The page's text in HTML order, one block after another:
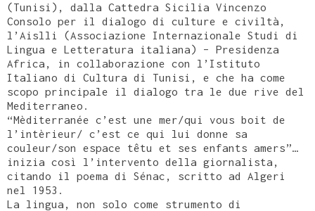
(Tunisi), dalla Cattedra Sicilia Vincenzo
Consolo per il dialogo di culture e civiltà,
l’Aislli (Associazione Internazionale Studi di
Lingua e Letteratura italiana) – Presidenza
Africa, in collaborazione con l’Istituto
Italiano di Cultura di Tunisi, e che ha come
scopo principale il dialogo tra le due rive del
Mediterraneo.
“Mèditerranée c’est une mer/qui vous boit de
l’intèrieur/ c’est ce qui lui donne sa
couleur/son espace têtu et ses enfants amers”…
inizia così l’intervento della giornalista,
citando il poema di Sénac, scritto ad Algeri
nel 1953.
La lingua, non solo come strumento di